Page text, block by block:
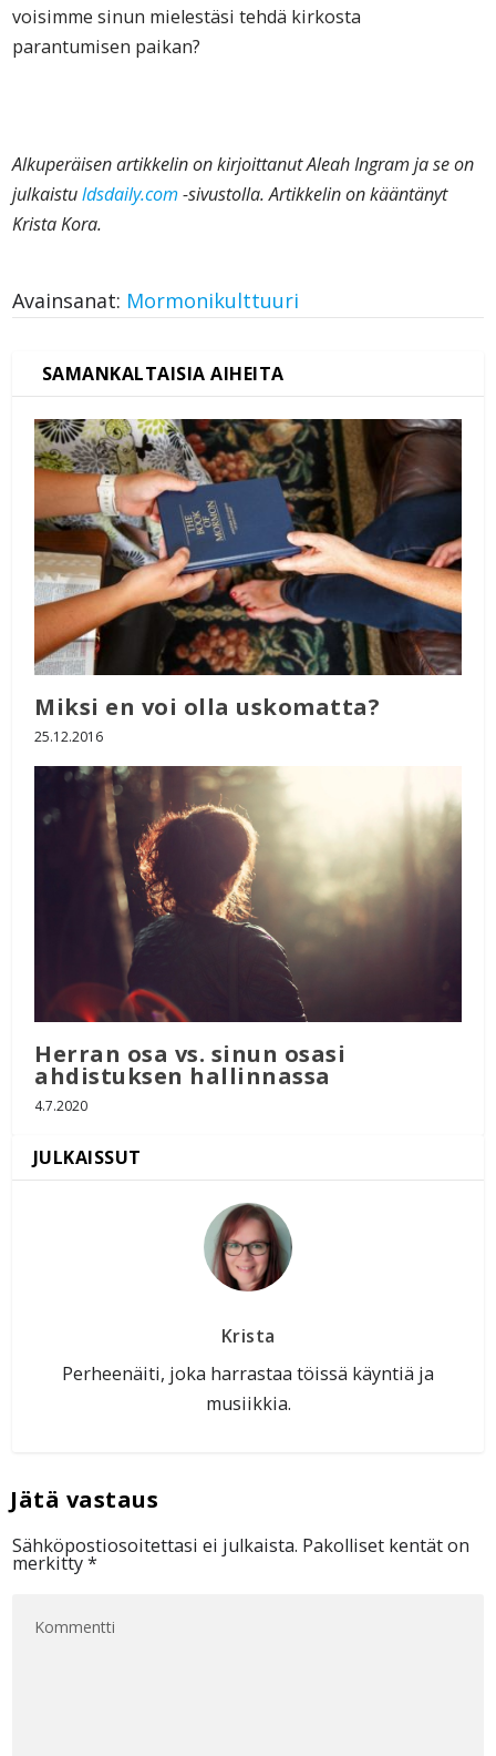
voisimme sinun mielestäsi tehdä kirkosta
parantumisen paikan?
Alkuperäisen artikkelin on kirjoittanut Aleah Ingram ja se on
julkaistuldsdaily.com-sivustolla. Artikkelin on kääntänyt
Krista Kora.
Avainsanat: Mormonikulttuuri
Miksi en voi olla uskomatta?
25.12.2016
Herran osa vs. sinun osasi
ahdistuksen hallinnassa
4.7.2020
Krista
Perheenäiti, joka harrastaa töissä käyntiä ja
musiikkia.
Sähköpostiosoitettasi ei julkaista. Pakolliset kentät on
merkitty*